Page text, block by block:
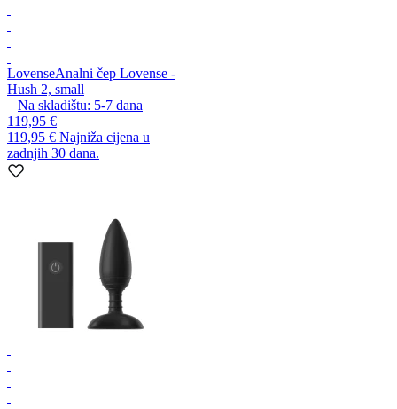
LovenseAnalni čep Lovense -
Hush 2, small
Na skladištu: 5-7 dana
119,95 €
119,95 € Najniža cijena u
zadnjih 30 dana.